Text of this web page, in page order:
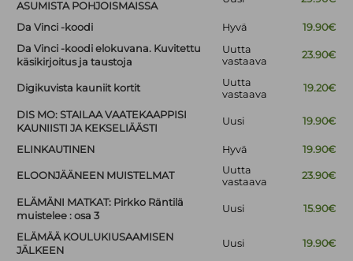
ASUMISTA POHJOISMAISSA
Da Vinci -koodi Hyvä
19.90€
Da Vinci -koodi elokuvana. Kuvitettu
käsikirjoitus ja taustoja
Uutta
vastaava
23.90€
Digikuvista kauniit kortit
Uutta
vastaava
19.20€
DIS MO: STAILAA VAATEKAAPPISI
KAUNIISTI JA KEKSELIÄÄSTI
Uusi 19.90€
ELINKAUTINEN Hyvä 19.90€
ELOONJÄÄNEEN MUISTELMAT
Uutta
vastaava
23.90€
ELÄMÄNI MATKAT: Pirkko Räntilä
muistelee : osa 3
Uusi 15.90€
ELÄMÄÄ KOULUKIUSAAMISEN
JÄLKEEN
Uusi 19.90€